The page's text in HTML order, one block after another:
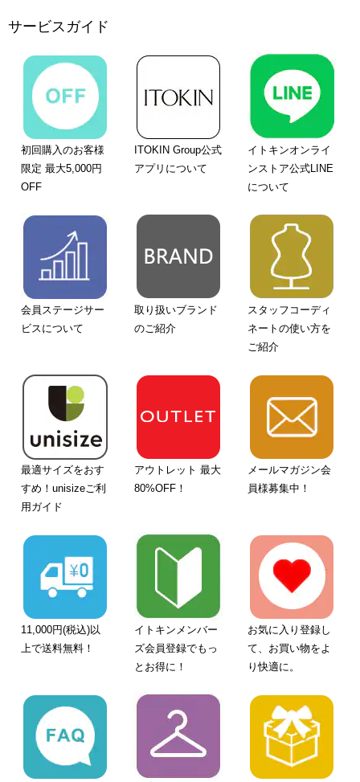
サービスガイド
初回購入のお客様
限定 最大5,000円
OFF
ITOKIN Group公式
アプリについて
イトキンオンライ
ンストア公式LINE
について
会員ステージサー
ビスについて
取り扱いブランド
のご紹介
スタッフコーディ
ネートの使い方を
ご紹介
最適サイズをおす
すめ！unisizeご利
用ガイド
アウトレット 最大
80%OFF！
メールマガジン会
員様募集中！
11,000円(税込)以
上で送料無料！
イトキンメンバー
ズ会員登録でもっ
とお得に！
お気に入り登録し
て、お買い物をよ
り快適に。